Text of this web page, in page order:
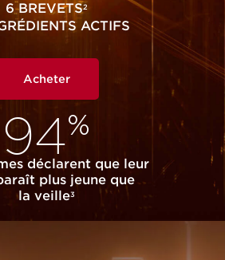
6 BREVETS2
ACTIFS
Acheter
94%
déclarent que leur
plus jeune que
la veille3